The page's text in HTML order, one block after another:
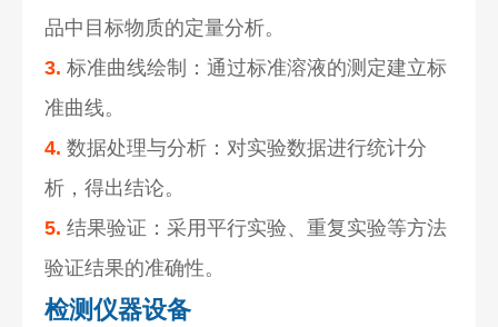
品中目标物质的定量分析。
3. 标准曲线绘制：通过标准溶液的测定建立标
准曲线。
4. 数据处理与分析：对实验数据进行统计分
析，得出结论。
5. 结果验证：采用平行实验、重复实验等方法
验证结果的准确性。
检测仪器设备